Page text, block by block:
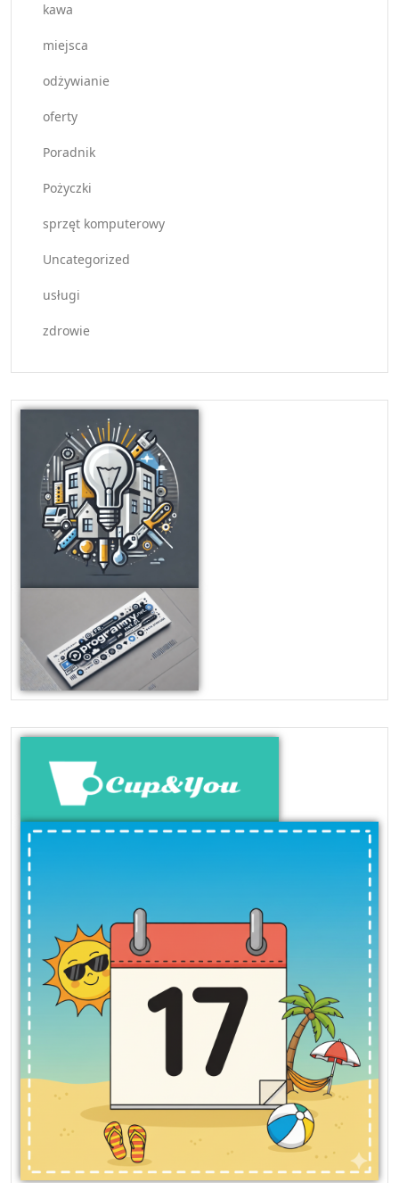
kawa
miejsca
odżywianie
oferty
Poradnik
Pożyczki
sprzęt komputerowy
Uncategorized
usługi
zdrowie